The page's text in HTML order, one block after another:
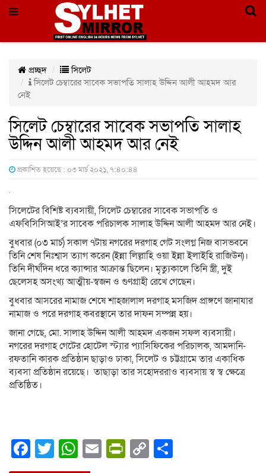
প্রচ্ছদ
সিলেট
সিলেট চেম্বারের সাবেক সভাপতি সালাহ উদ্দিন আলী আহমদ আর
নেই
সিলেট চেম্বারের সাবেক সভাপতি সালাহ
উদ্দিন আলী আহমদ আর নেই
প্রকাশিত হয়েছে : ০৩ মার্চ ২০২১, ৭:৪০:৪৪
সিলেটের বিশিষ্ট ব্যবসায়ী, সিলেট চেম্বারের সাবেক সভাপতি ও
এফবিসিসিআই’র সাবেক পরিচালক সালাহ উদ্দিন আলী আহমদ আর নেই।
বুধবার (০৩ মার্চ) সকাল ৭টায় নগরের দরগাহ গেট সংলগ্ন নিজ বাসভবনে
তিনি শেষ নিঃশ্বাস ত্যাগ করেন (ইন্না লিল্লাহি ওয়া ইন্না ইলাইহি রাজিউন)।
তিনি দীর্ঘদিন ধরে ক্যান্সার আক্রান্ত ছিলেন। মৃত্যুকালে তিনি স্ত্রী, দুই
ছেলেসহ অসংখ্য আত্মীয়-স্বজন ও গুণগ্রাহী রেখে গেছেন।
বুধবার আসরের নামাজ শেষে শাহজালাল দরগাহ মসজিদ প্রাঙ্গণে জানাযার
নামাজ ও পরে দরগাহ কবরস্থানে তার দাফন সম্পন্ন হয়।
জানা গেছে, মো. সালাহ উদ্দিন আলী আহমদ একজন সফল ব্যবসায়ী।
নগরের দরগাহ গেটের হোটেল স্ট্যার প্যাসিফিকের পরিচালক, আমদানি-
রফতানি কারক প্রতিষ্ঠান ছাড়াও ঢাকা, সিলেট ও চট্টগ্রামে তার একাধিক
ব্যবসা প্রতিষ্ঠান রয়েছে। তাছাড়া তার সহোদররাও ব্যবসায় স্ব স্ব ক্ষেত্রে
প্রতিষ্ঠিত।
Facebook
Twitter
WhatsApp
EmailPrintFriendly
Copy